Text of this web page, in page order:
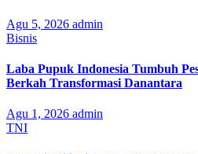
Agu 5, 2026 admin
Bisnis
Laba Pupuk Indonesia Tumbuh
Berkah Transformasi Danantara
Agu 1, 2026 admin
TNI